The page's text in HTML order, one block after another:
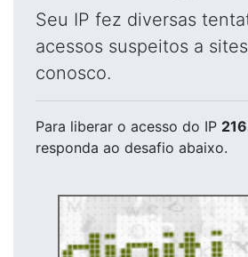
Seu IP fez diversas
acessos suspeitos a
conosco.
Para liberar o acesso do IP
responda ao desafio abaixo.